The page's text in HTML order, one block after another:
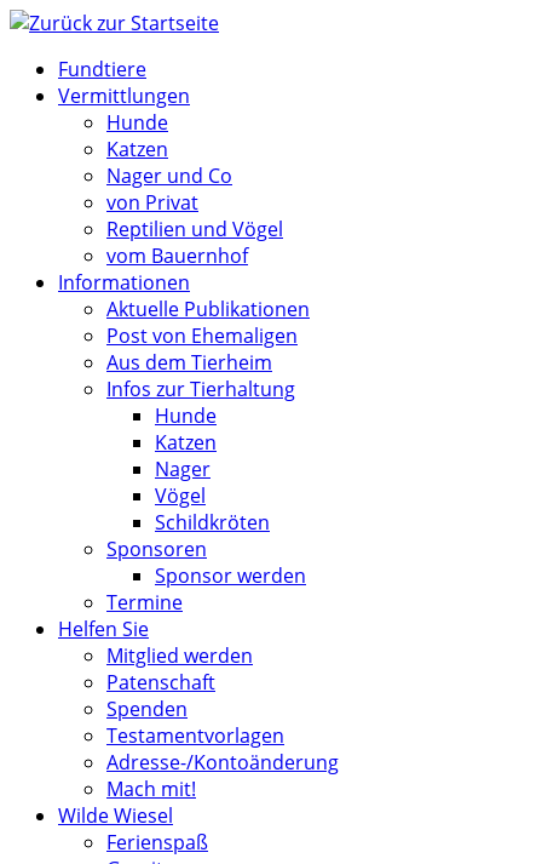
Zum
springenFundtiere
Vermittlungen
Hunde
Katzen
Nager und Co
von Privat
Reptilien und Vögel
vom Bauernhof
Informationen
Aktuelle Publikationen
Post von Ehemaligen
Aus dem Tierheim
Infos zur Tierhaltung
Hunde
Katzen
Nager
Vögel
Schildkröten
Sponsoren
Sponsor werden
Termine
Helfen Sie
Mitglied werden
Patenschaft
Spenden
Testamentvorlagen
Adresse-/Kontoänderung
Mach mit!
Wilde Wiesel
Ferienspaß